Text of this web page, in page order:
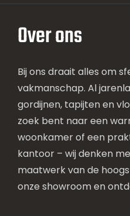
Over ons
Bij ons draait alles om
vakmanschap. Al
gordijnen, tapijten en
zoek bent naar een
woonkamer of een
kantoor – wij denken
maatwerk van de
onze showroom en